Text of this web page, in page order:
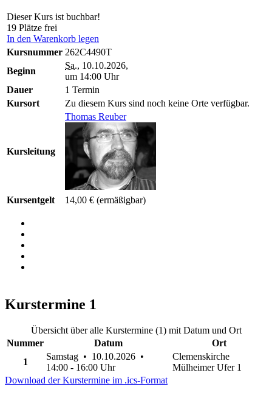
Dieser Kurs ist buchbar!
19 Plätze frei
In den Warenkorb legen
Kursnummer 262C4490T
Beginn
Sa., 10.10.2026,
um 14:00 Uhr
Dauer
1 Termin
Kursort
Zu diesem Kurs sind noch keine Orte verfügbar.
Kursleitung
Thomas Reuber
Kursentgelt 14,00 € (ermäßigbar)
Kurstermine 1
Übersicht über alle Kurstermine (1) mit Datum und Ort
Nummer
Datum
Ort
1
Samstag • 10.10.2026 •
14:00 - 16:00 Uhr
Clemenskirche
Mülheimer Ufer 1
Download der Kurstermine im .ics-Format